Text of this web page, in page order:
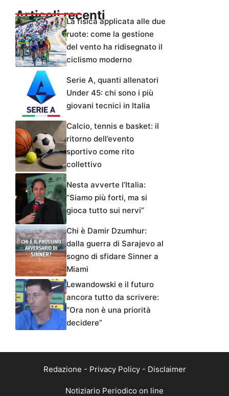
Articoli recentiLa fisica applicata alle due
ruote: come la gestione
del vento ha ridisegnato il
ciclismo moderno
Serie A, quanti allenatori
Under 45: chi sono i più
giovani tecnici in Italia
Calcio, tennis e basket: il
ritorno dell’evento
sportivo come rito
collettivo
Nesta avverte l’Italia:
“Siamo più forti, ma si
gioca tutto sui nervi”
Chi è Damir Dzumhur:
dalla guerra di Sarajevo al
sogno di sfidare Sinner a
Miami
Lewandowski e il futuro
ancora tutto da scrivere:
“Ora non è una priorità
decidere”
Redazione - Privacy Policy- Disclaimer
Notiziario Periodico on line